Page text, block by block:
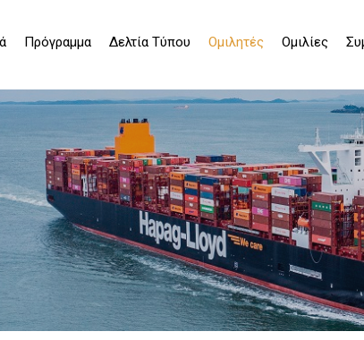
Πρόγραμμα Δελτία Τύπου Ομιλητές Ομιλίες